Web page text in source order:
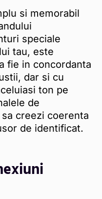
si memorabil
speciale
tau, este
fie in concordanta
dar si cu
ton pe
de
creezi coerenta
de identificat.